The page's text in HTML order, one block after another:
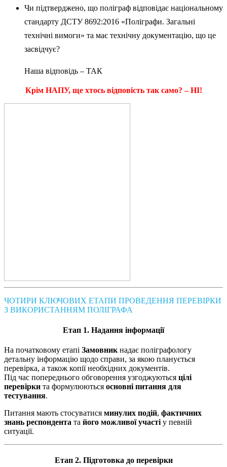
Чи підтверджено, що поліграф відповідає національному
стандарту ДСТУ 8692:2016 «Поліграфи. Загальні
технічні вимоги» та має технічну документацію, що це
засвідчує?
Наша відповідь – ТАК
Крім НАПУ, ще хтось відповість так само? – НІ!
ЧОТИРИ КЛЮЧОВИХ ЕТАПИ ПРОВЕДЕННЯ ПЕРЕВІРКИ
З ВИКОРИСТАННЯМ ПОЛІГРАФА
Етап 1. Надання інформації
На початковому етапі Замовник надає поліграфологу
детальну інформацію щодо справи, за якою планується
перевірка, а також копії необхідних документів.
Під час попереднього обговорення узгоджуються цілі
перевірки та формулюються основні питання для
тестування.
Питання мають стосуватися минулих подій, фактичних
знань респондента та його можливої участі у певній
ситуації.
Етап 2. Підготовка до перевірки